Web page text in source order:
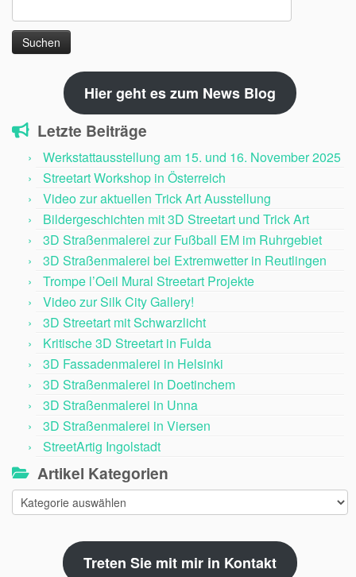
nach:
Hier geht es zum News Blog
Letzte Beiträge
Werkstattausstellung am 15. und 16. November 2025
Streetart Workshop in Österreich
Video zur aktuellen Trick Art Ausstellung
Bildergeschichten mit 3D Streetart und Trick Art
3D Straßenmalerei zur Fußball EM im Ruhrgebiet
3D Straßenmalerei bei Extremwetter in Reutlingen
Trompe l’Oeil Mural Streetart Projekte
Video zur Silk City Gallery!
3D Streetart mit Schwarzlicht
Kritische 3D Streetart in Fulda
3D Fassadenmalerei in Helsinki
3D Straßenmalerei in Doetinchem
3D Straßenmalerei in Unna
3D Straßenmalerei in Viersen
StreetArtig Ingolstadt
Artikel Kategorien
Artikel
Kategorien
Treten Sie mit mir in Kontakt